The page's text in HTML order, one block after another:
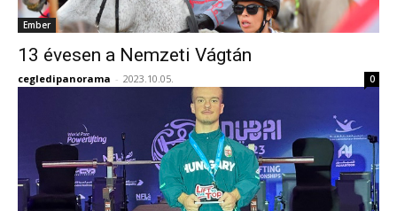
Ember
13 évesen a Nemzeti Vágtán
cegledipanorama - 2023.10.05. 0